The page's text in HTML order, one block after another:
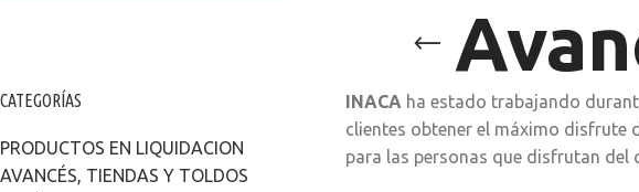
CATEGORÍAS
PRODUCTOS EN LIQUIDACION
AVANCÉS, TIENDAS Y TOLDOS
INACA ha estado trabajando
clientes obtener el máximo disfrute
para las personas que disfrutan del